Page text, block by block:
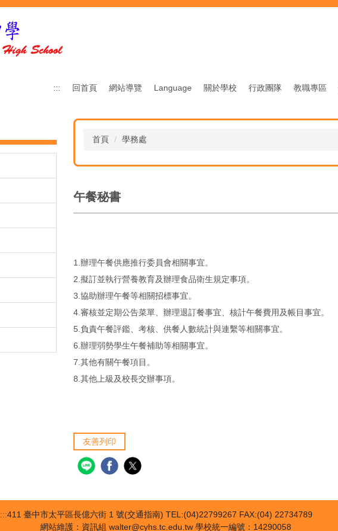
::: 回首頁 網站導覽 Language 關於學校 行政團隊 教職專區
首頁 學務處
午餐秘書
1.辦理午餐供應推行委員會相關事宜。
2.擬訂並執行營養教育及辦理食品衛生規定事項。
3.協助辦理午餐等相關招標事宜。
4.審核並定期公告菜單、辦理退訂餐事宜、核計午餐費用及帳目事宜。
5.負責午餐評鑑、考核、供餐人數統計與連繫等相關事宜。
6.辦理弱勢學生午餐補助等相關事宜。
7.其他有關午餐項目。
8.其他上級及校長交辦事項。
友善列印
:::411 臺中市太平區長億六街 1 號(交通指南) TEL:(04)22799267 FAX:(04) 22734789
網站維護：資訊組 walter@cyhs.tc.edu.tw 學校統一編號：14290058